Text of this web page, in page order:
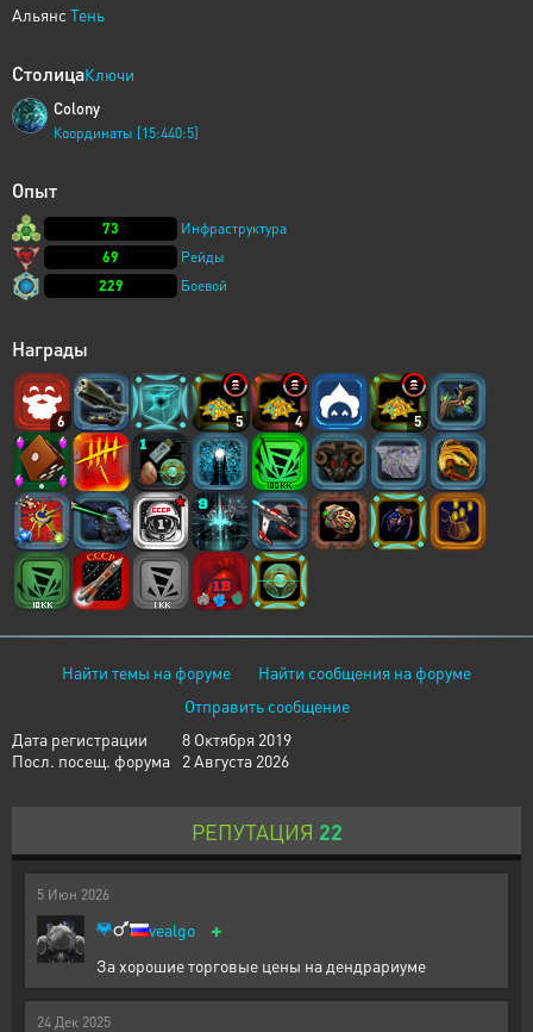
Альянс Тень
СтолицаКлючи
Colony
Координаты [15:440:5]
Опыт
73
Инфраструктура
69
Рейды
229
Боевой
Награды
6 5 4 5
Найти темы на форуме
Найти сообщения на форуме
Отправить сообщение
Дата регистрации
8 Октября 2019
Посл. посещ. форума
2 Августа 2026
РЕПУТАЦИЯ 22
5 Июн 2026
vealgo +
За хорошие торговые цены на дендрариуме
24 Дек 2025